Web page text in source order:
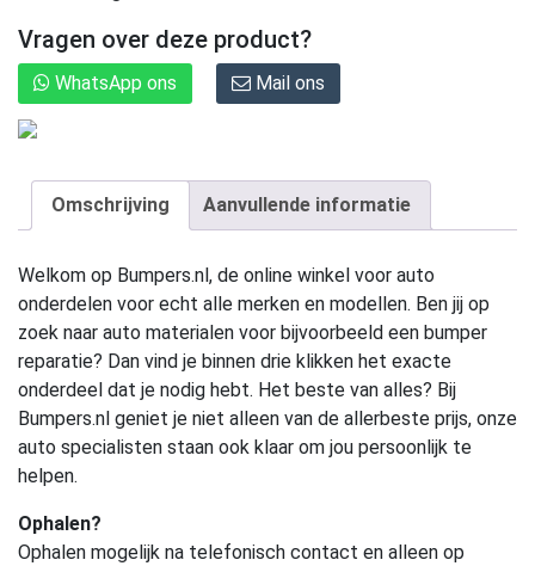
Vragen over deze product?
WhatsApp ons Mail ons
Omschrijving Aanvullende informatie
Welkom op Bumpers.nl, de online winkel voor auto
onderdelen voor echt alle merken en modellen. Ben jij op
zoek naar auto materialen voor bijvoorbeeld een bumper
reparatie? Dan vind je binnen drie klikken het exacte
onderdeel dat je nodig hebt. Het beste van alles? Bij
Bumpers.nl geniet je niet alleen van de allerbeste prijs, onze
auto specialisten staan ook klaar om jou persoonlijk te
helpen.
Ophalen?
Ophalen mogelijk na telefonisch contact en alleen op